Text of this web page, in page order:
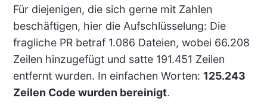
Für diejenigen, die sich gerne mit Zahlen
beschäftigen, hier die Aufschlüsselung: Die
fragliche PR betraf 1.086 Dateien, wobei 66.208
Zeilen hinzugefügt und satte 191.451 Zeilen
entfernt wurden. In einfachen Worten: 125.243
Zeilen Code wurden bereinigt.